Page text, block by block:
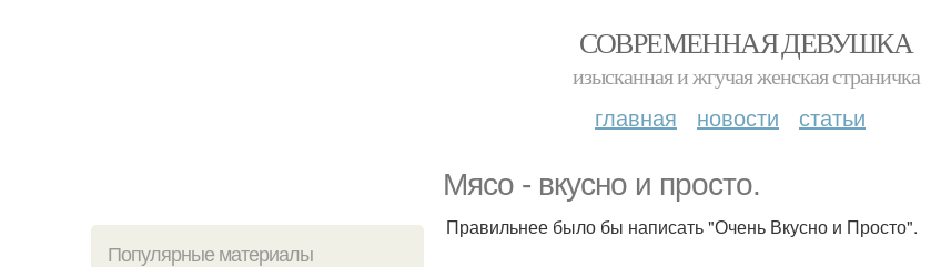
СОВРЕМЕННАЯ ДЕВУШКА
изысканная и жгучая женская страничка
главная новости статьи
Мясо - вкусно и просто.
Популярные материалы
Правильнее было бы написать "Очень Вкусно и Просто".